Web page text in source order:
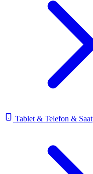
Tablet & Telefon & Saat